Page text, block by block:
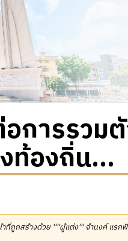
การรวม
ท้องถิ่น...
ที่ถูกสร้างด้วย ''''ผู้แต่ง''' จำนงค์ แรก